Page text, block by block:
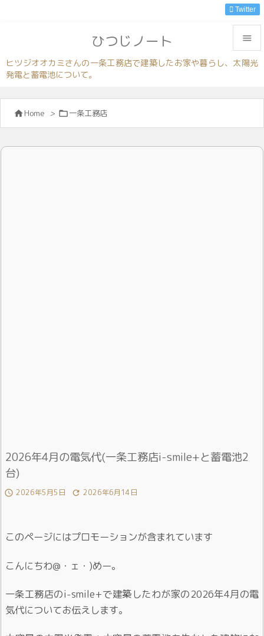



Twitter
ひつじノート
ヒツジオオカミさんの一条工務店で建築したお家や暮らし、太陽光
発電と蓄電池について。
Home > 一条工務店
2026年4月の電気代(一条工務店i-smile+と蓄電池2
台)
 2026年5月5日  2026年6月14日
このページにはプロモーションが含まれています
こんにちわ@・ェ・)めー。
一条工務店のi-smile+で建築したわが家の2026年4月の電
気代についてお伝えします。